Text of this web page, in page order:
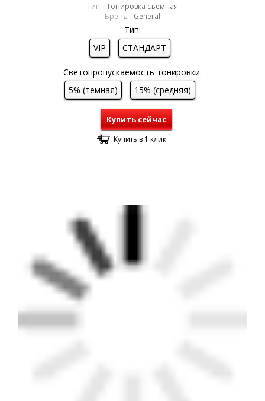
Тип: Тонировка съемная
Бренд: General
Тип:
VIP
СТАНДАРТ
Светопропускаемость тонировки:
5% (темная)
15% (средняя)
Купить сейчас
Купить в 1 клик